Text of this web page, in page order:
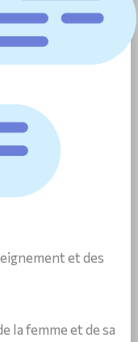
et des
la femme et de sa